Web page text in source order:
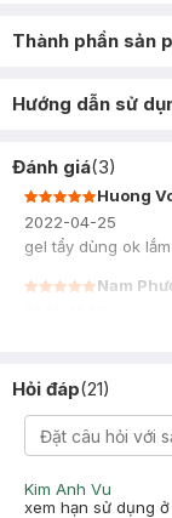
Thành phần sản
Hướng dẫn sử
Đánh giá(3)
Huong
2022-04-25
gel tẩy dùng ok
Nam
Hỏi đáp(21)
Kim Anh Vu
xem hạn sử dụng